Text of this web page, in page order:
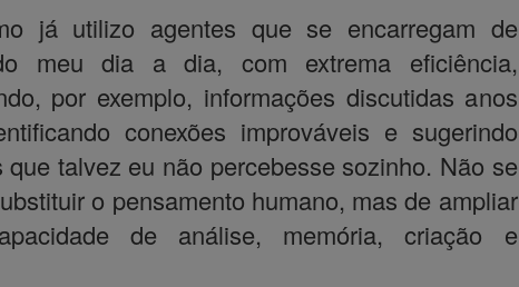
já utilizo agentes que se encarregam de
meu dia a dia, com extrema eficiência,
por exemplo, informações discutidas anos
conexões improváveis e sugerindo
que talvez eu não percebesse sozinho. Não se
o pensamento humano, mas de ampliar
de análise, memória, criação e